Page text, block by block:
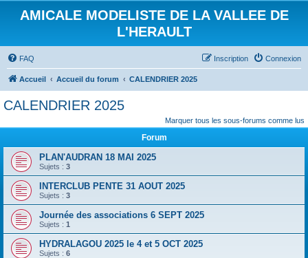
AMICALE MODELISTE DE LA VALLEE DE
L'HERAULT
FAQ Connexion
Inscription
Accueil Accueil du forum CALENDRIER 2025
CALENDRIER 2025
Marquer tous les sous-forums comme lus
Forum
PLAN'AUDRAN 18 MAI 2025
Sujets : 3
INTERCLUB PENTE 31 AOUT 2025
Sujets : 3
Journée des associations 6 SEPT 2025
Sujets : 1
HYDRALAGOU 2025 le 4 et 5 OCT 2025
Sujets : 6